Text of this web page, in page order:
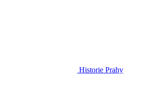
Historie Prahy